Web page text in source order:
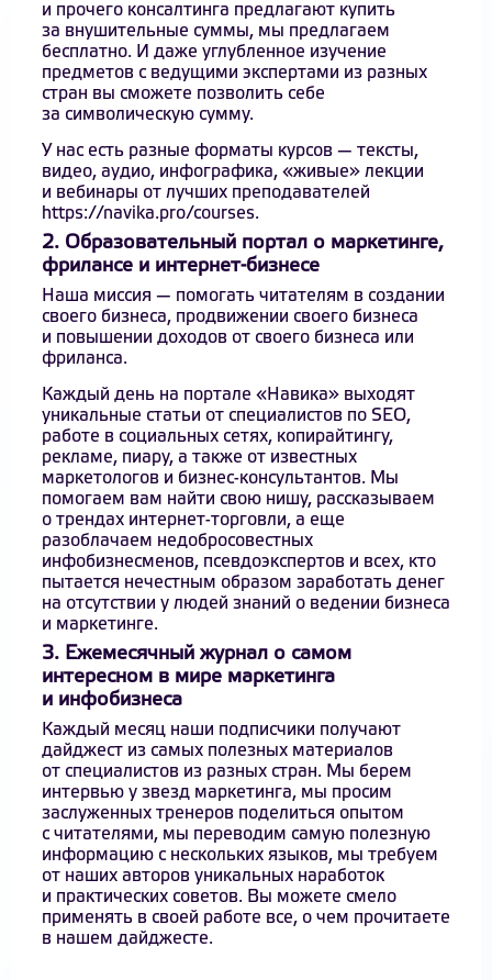
и прочего консалтинга предлагают купить
за внушительные суммы, мы предлагаем
бесплатно. И даже углубленное изучение
предметов с ведущими экспертами из разных
стран вы сможете позволить себе
за символическую сумму.
У нас есть разные форматы курсов — тексты,
видео, аудио, инфографика, «живые» лекции
и вебинары от лучших преподавателей
https://navika.pro/courses.
2. Образовательный портал о маркетинге,
фрилансе и интернет-бизнесе
Наша миссия — помогать читателям в создании
своего бизнеса, продвижении своего бизнеса
и повышении доходов от своего бизнеса или
фриланса.
Каждый день на портале «Навика» выходят
уникальные статьи от специалистов по SEO,
работе в социальных сетях, копирайтингу,
рекламе, пиару, а также от известных
маркетологов и бизнес-консультантов. Мы
помогаем вам найти свою нишу, рассказываем
о трендах интернет-торговли, а еще
разоблачаем недобросовестных
инфобизнесменов, псевдоэкспертов и всех, кто
пытается нечестным образом заработать денег
на отсутствии у людей знаний о ведении бизнеса
и маркетинге.
3. Ежемесячный журнал о самом
интересном в мире маркетинга
и инфобизнеса
Каждый месяц наши подписчики получают
дайджест из самых полезных материалов
от специалистов из разных стран. Мы берем
интервью у звезд маркетинга, мы просим
заслуженных тренеров поделиться опытом
с читателями, мы переводим самую полезную
информацию с нескольких языков, мы требуем
от наших авторов уникальных наработок
и практических советов. Вы можете смело
применять в своей работе все, о чем прочитаете
в нашем дайджесте.